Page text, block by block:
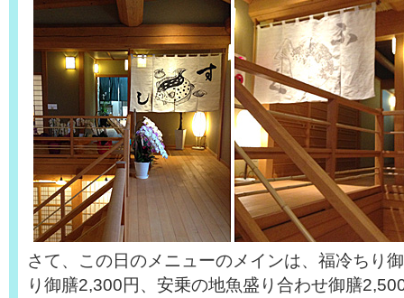
さて、この日のメニューのメインは、福冷ちり
り御膳2,300円、安乗の地魚盛り合わせ御膳